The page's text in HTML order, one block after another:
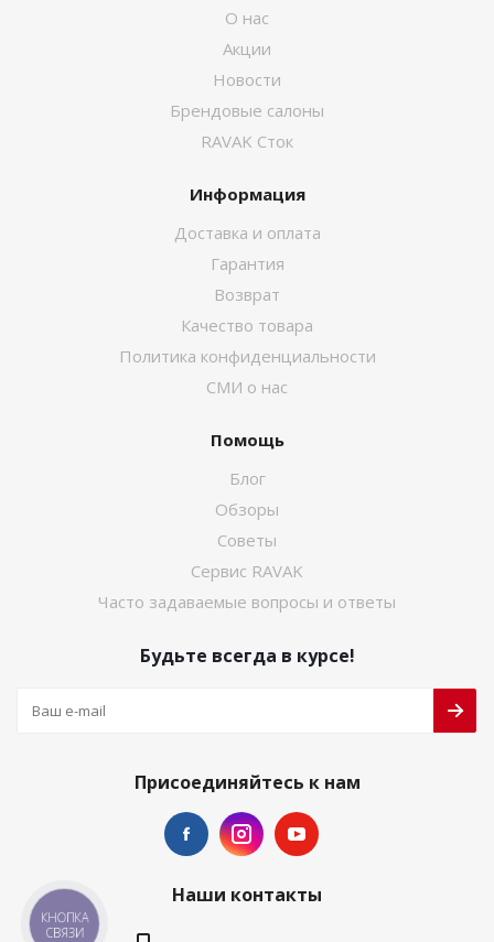
О нас
Акции
Новости
Брендовые салоны
RAVAK Сток
Информация
Доставка и оплата
Гарантия
Возврат
Качество товара
Политика конфиденциальности
СМИ о нас
Помощь
Блог
Обзоры
Советы
Сервис RAVAK
Часто задаваемые вопросы и ответы
Будьте всегда в курсе!
Присоединяйтесь к нам
Наши контакты
КНОПКА
СВЯЗИ